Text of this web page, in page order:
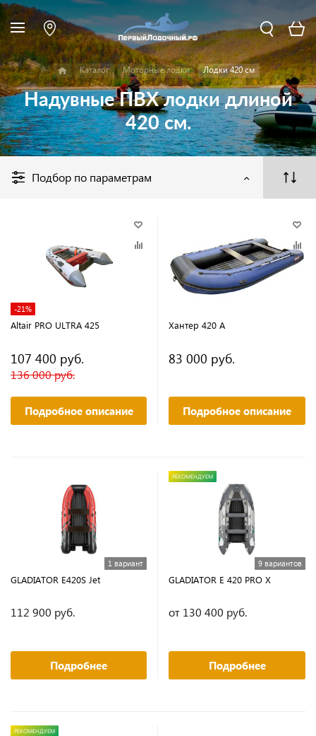
Каталог Моторные лодки Лодки 420 см
Надувные ПВХ лодки длиной
420 см.
Подбор по параметрам
-21%
Altair PRO ULTRA 425
107 400 руб.
136 000 руб.
Подробное описание
Хантер 420 А
83 000 руб.
Подробное описание
1 вариант
GLADIATOR E420S Jet
112 900 руб.
Подробнее
РЕКОМЕНДУЕМ
9 вариантов
GLADIATOR E 420 PRO X
от 130 400 руб.
Подробнее
РЕКОМЕНДУЕМ